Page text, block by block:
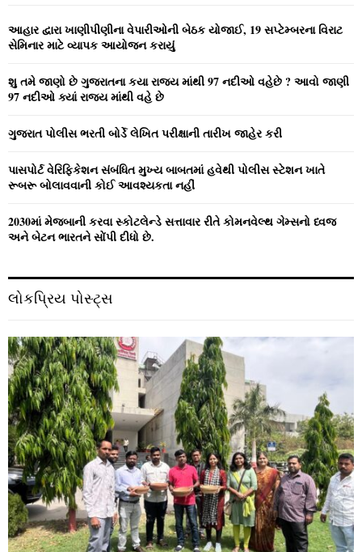
o
r
C
આહાર દ્વારા ખાણીપીણીના વેપારીઓની બેઠક યોજાઈ, 19 સપ્ટેમ્બરના વિરાટ
સેમિનાર માટે વ્યાપક આયોજન કરાયું
શુ તમે જાણો છે ગુજરાતના કયા રાજ્ય માંથી 97 નદીઓ વહેછે ? આવો જાણી
97 નદીઓ ક્યાં રાજ્ય માંથી વહે છે
ગુજરાત પોલીસ ભરતી બોર્ડે લેખિત પરીક્ષાની તારીખ જાહેર કરી
પાસપોર્ટ વેરિફિકેશન સંબંધિત મુખ્ય બાબતમાં હવેથી પોલીસ સ્ટેશન ખાતે
રૂબરૂ બોલાવવાની કોઈ આવશ્યકતા નહીં
2030માં મેજબાની કરવા સ્કોટલેન્ડે સત્તાવાર રીતે કોમનવેલ્થ ગેમ્સનો ધ્વજ
અને બેટન ભારતને સોંપી દીધો છે.
લોકપ્રિય પોસ્ટ્સ